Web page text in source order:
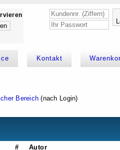
Kontakt
Bereich (nach Login)
# Autor